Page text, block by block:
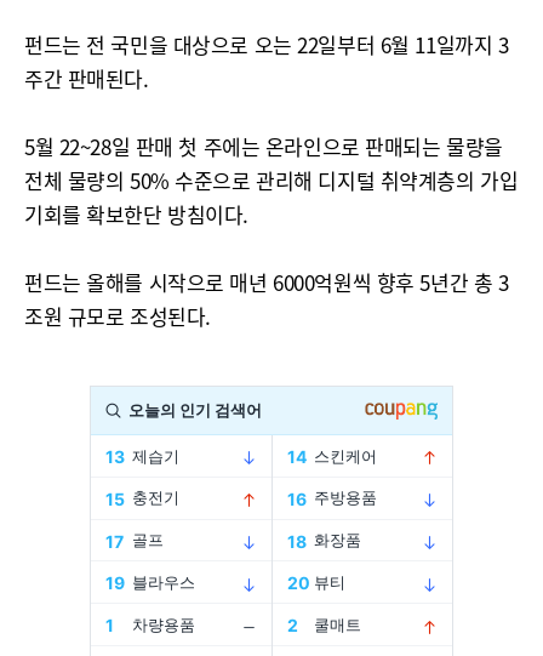
펀드는 전 국민을 대상으로 오는 22일부터 6월 11일까지 3
주간 판매된다.
5월 22~28일 판매 첫 주에는 온라인으로 판매되는 물량을
전체 물량의 50% 수준으로 관리해 디지털 취약계층의 가입
기회를 확보한단 방침이다.
펀드는 올해를 시작으로 매년 6000억원씩 향후 5년간 총 3
조원 규모로 조성된다.